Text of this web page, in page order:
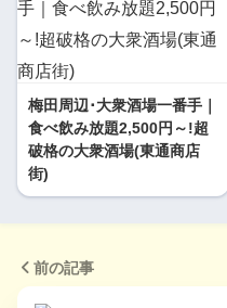
梅田周辺･大衆酒場一番手｜
食べ飲み放題2,500円～!超
破格の大衆酒場(東通商店
街)
前の記事